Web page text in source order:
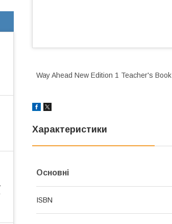
Way Ahead New Edition 1 Teacher's Book
Характеристики
Основні
ISBN